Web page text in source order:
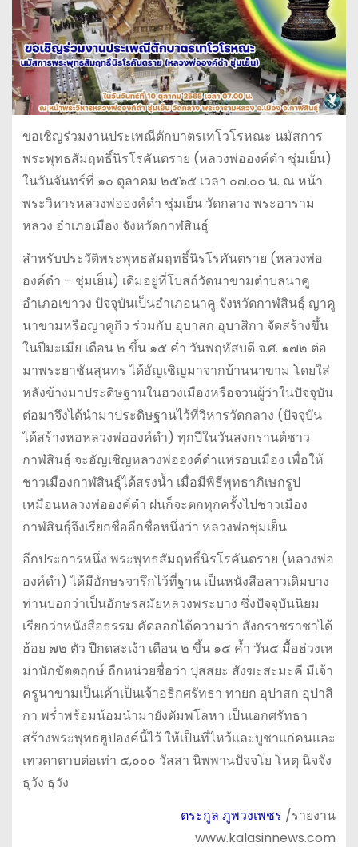
ขอเชิญร่วมงานประเพณีตักบาตรเทโวโรหณะ นมัสการ
พระพุทธสัมฤทธิ์นิรโรคันตราย (หลวงพ่อองค์ดำ ชุ่มเย็น)
ในวันจันทร์ที่ ๑๐ ตุลาคม ๒๕๖๕ เวลา ๐๗.๐๐ น. ณ หน้า
พระวิหารหลวงพ่อองค์ดำ ชุ่มเย็น วัดกลาง พระอาราม
หลวง อำเภอเมือง จังหวัดกาฬสินธุ์
สำหรับประวัติพระพุทธสัมฤทธิ์นิรโรคันตราย (หลวงพ่อ
องค์ดำ – ชุ่มเย็น) เดิมอยู่ที่โบสถ์วัดนาขามตำบลนาคู
อำเภอเขาวง ปัจจุบันเป็นอำเภอนาคู จังหวัดกาฬสินธุ์ ญาคู
นาขามหรือญาคูกิว ร่วมกับ อุบาสก อุบาสิกา จัดสร้างขึ้น
ในปีมะเมีย เดือน ๒ ขึ้น ๑๕ ค่ำ วันพฤหัสบดี จ.ศ. ๑๗๒ ต่อ
มาพระยาชันสุนทร ได้อัญเชิญมาจากบ้านนาขาม โดยใส่
หลังข้างมาประดิษฐานในฮวงเมืองหรือจวนผู้ว่าในปัจจุบัน
ต่อมาจึงได้นำมาประดิษฐานไว้ที่วิหารวัดกลาง (ปัจจุบัน
ได้สร้างหอหลวงพ่อองค์ดำ) ทุกปีในวันสงกรานต์ชาว
กาฬสินธุ์ จะอัญเชิญหลวงพ่อองค์ดำแห่รอบเมือง เพื่อให้
ชาวเมืองกาฬสินธุ์ได้สรงน้ำ เมื่อมีพิธีพุทธาภิเษกรูป
เหมือนหลวงพ่อองค์ดำ ฝนก็จะตกทุกครั้งไปชาวเมือง
กาฬสินธุ์จึงเรียกชื่ออีกชื่อหนึ่งว่า หลวงพ่อชุ่มเย็น
อีกประการหนึ่ง พระพุทธสัมฤทธิ์นิรโรคันตราย (หลวงพ่อ
องค์ดำ) ได้มีอักษรจารึกไว้ที่ฐาน เป็นหนังสือลาวเดิมบาง
ท่านบอกว่าเป็นอักษรสมัยหลวงพระบาง ซึ่งปัจจุบันนิยม
เรียกว่าหนังสือธรรม คัดลอกได้ความว่า สังกราชราชาได้
ฮ้อย ๗๒ ตัว ปีกดสะเง้า เดือน ๒ ขึ้น ๑๕ ค้ำ วัน๕ มื้อฮ่วงเห
ม่านักขัตตฤกษ์ ถืกหน่วยชื่อว่า ปุสสยะ สังฆะสะมะคี มีเจ้า
ครูนาขามเป็นเค้าเป็นเจ้าอธิกศรัทธา ทายก อุปาสก อุปาสิ
กา พร่ำพร้อมน้อมนำมายังตัมพโลหา เป็นเอกศรัทธา
สร้างพระพุทธฮูปองค์นี้ไว้ ให้เป็นที่ไหว้และบูชาแก่คนและ
เทวดาตาบต่อเท่า ๕,๐๐๐ วัสสา นิพพานปัจจโย โหตุ นิจจัง
ธุวัง ธุวัง
ตระกูล ภูพวงเพชร /รายงาน
www.kalasinnews.com